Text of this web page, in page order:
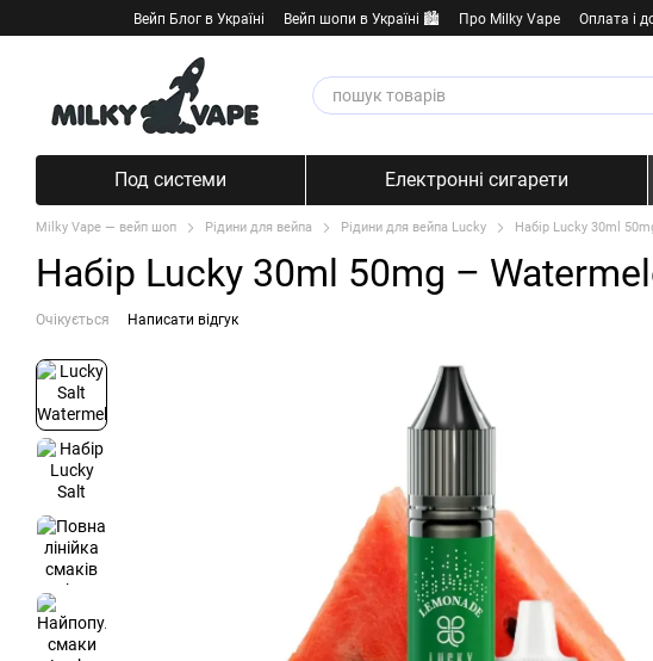
Перейти к основному контенту
Вейп Блог в Україні Вейп шопи в Україні 🏙️ Про Milky Vape Оплата і
Под системи Електронні сигарети
Milky Vape — вейп шоп Рідини для вейпа Рідини для вейпа Lucky Набір Lucky 30ml
Набір Lucky 30ml 50mg –
Очікується Написати відгук